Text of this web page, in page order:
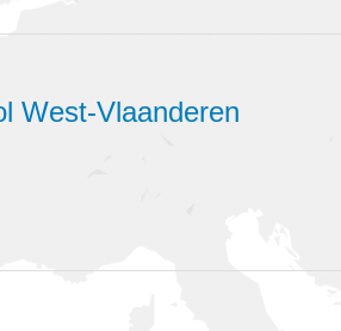
West-Vlaanderen